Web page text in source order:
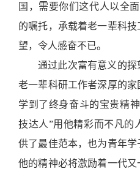
国，需要你们这代人以全
的嘱托，承载着老一辈科技
望，令人感奋不已。
通过此次富有意义的
老一辈科研工作者深厚的
学到了终身奋斗的宝贵精
技达人”用他精彩而不凡的
供了最佳范本，也为青年
他的精神必将激励着一代又